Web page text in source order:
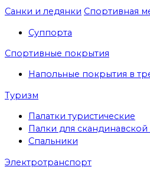
Санки и ледянки Спортивная
Суппорта
Спортивные покрытия
Напольные покрытия в
Туризм
Палатки туристические
Палки для
Спальники
Электротранспорт